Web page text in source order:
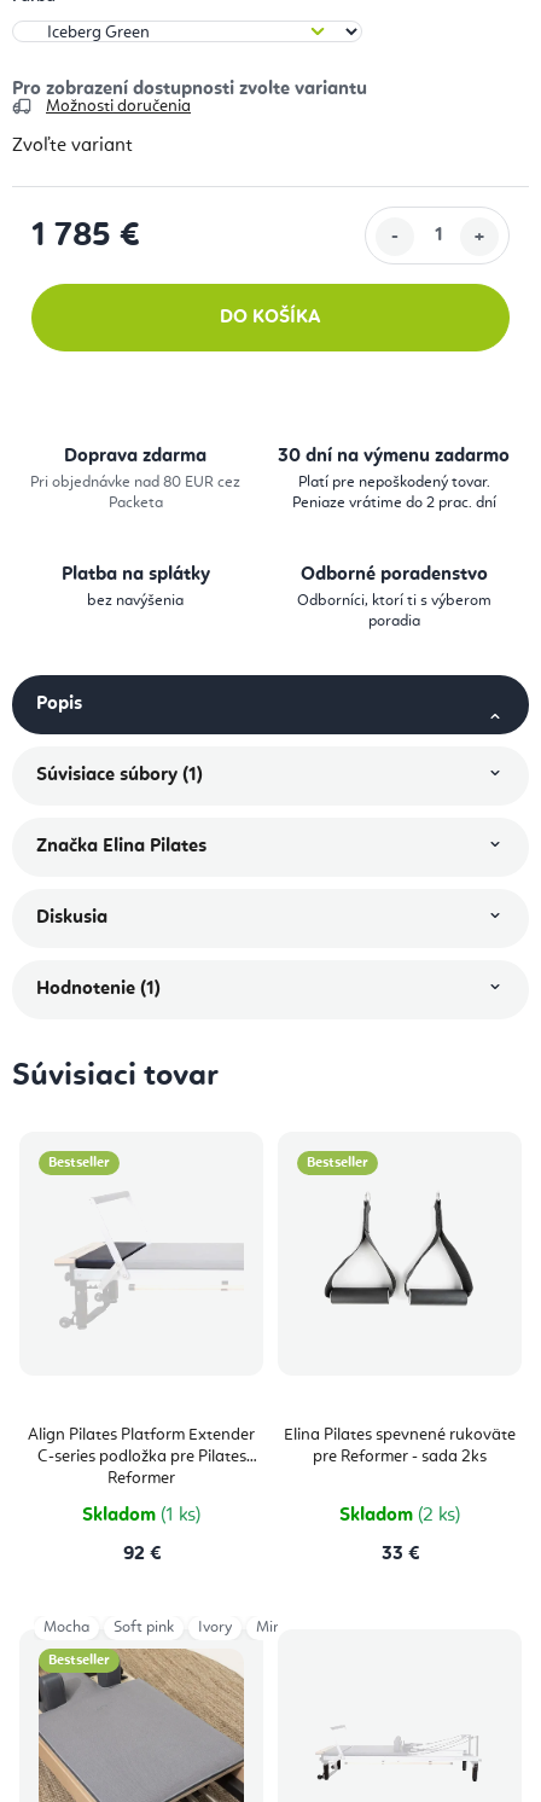
Možnosti doručenia
Zvoľte variant
1 785 €
DO KOŠÍKA
Doprava zdarma
Pri objednávke nad 80 EUR cez
Packeta
30 dní na výmenu zadarmo
Platí pre nepoškodený tovar.
Peniaze vrátime do 2 prac. dní
Platba na splátky
bez navýšenia
Odborné poradenstvo
Odborníci, ktorí ti s výberom
poradia
Popis
Súvisiace súbory (1)
Značka Elina Pilates
Diskusia
Hodnotenie (1)
Súvisiaci tovar
Bestseller
Align Pilates Platform Extender
C-series podložka pre Pilates
Reformer
Skladom (1 ks)
92 €
Bestseller
Elina Pilates spevnené rukoväte
pre Reformer - sada 2ks
Skladom (2 ks)
33 €
Bestseller
Mocha Soft pink Ivory Mint Green